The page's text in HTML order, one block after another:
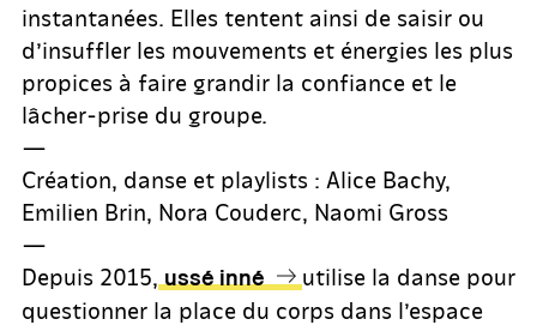
instantanées. Elles tentent ainsi de saisir ou
d’insuffler les mouvements et énergies les plus
propices à faire grandir la confiance et le
lâcher-prise du groupe.
—
Création, danse et playlists : Alice Bachy,
Emilien Brin, Nora Couderc, Naomi Gross
—
Depuis 2015, ussé inné
utilise la danse pour
questionner la place du corps dans l’espace